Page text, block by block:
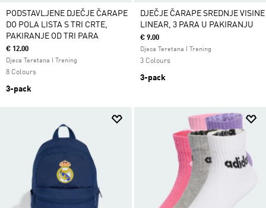
PODSTAVLJENE DJEČJE ČARAPE
DO POLA LISTA S TRI CRTE,
PAKIRANJE OD TRI PARA
€ 12.00
Djeca Teretana I Trening
8 Colours
3-pack
DJEČJE ČARAPE SREDNJE VISINE
LINEAR, 3 PARA U PAKIRANJU
€ 9.00
Djeca Teretana I Trening
3 Colours
3-pack